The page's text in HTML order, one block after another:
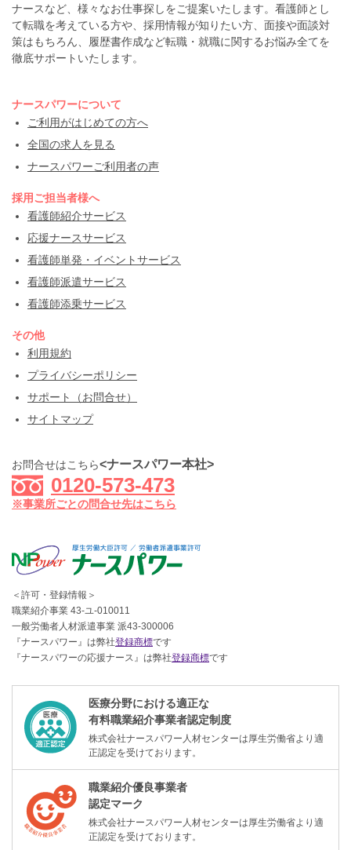
ナースなど、様々なお仕事探しをご提案いたします。看護師とし
て転職を考えている方や、採用情報が知りたい方、面接や面談対
策はもちろん、履歴書作成など転職・就職に関するお悩み全てを
徹底サポートいたします。
ナースパワーについて
ご利用がはじめての方へ
全国の求人を見る
ナースパワーご利用者の声
採用ご担当者様へ
看護師紹介サービス
応援ナースサービス
看護師単発・イベントサービス
看護師派遣サービス
看護師添乗サービス
その他
利用規約
プライバシーポリシー
サポート（お問合せ）
サイトマップ
お問合せはこちら<ナースパワー本社>
0120-573-473
※事業所ごとの問合せ先はこちら
＜許可・登録情報＞
職業紹介事業 43-ユ-010011
一般労働者人材派遣事業 派43-300006
『ナースパワー』は弊社登録商標です
『ナースパワーの応援ナース』は弊社登録商標です
医療分野における適正な
有料職業紹介事業者認定制度
株式会社ナースパワー人材センターは厚生労働省より適
正認定を受けております。
職業紹介優良事業者
認定マーク
株式会社ナースパワー人材センターは厚生労働省より適
正認定を受けております。